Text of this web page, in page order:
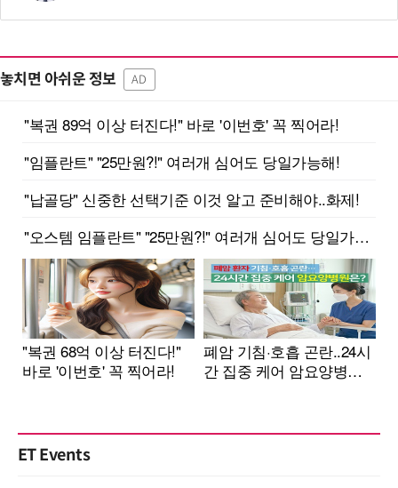
놓치면 아쉬운 정보 AD
ET Events